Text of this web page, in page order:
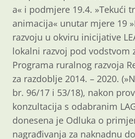
a« i podmjere 19.4. »Tekući
animacija« unutar mjere 19
razvoju u okviru inicijative
lokalni razvoj pod vodstvom
Programa ruralnog razvoja
za razdoblje 2014. – 2020.
br. 96/17 i 53/18), nakon
konzultacija s odabranim
donesena je Odluka o
nagrađivanja za naknadnu